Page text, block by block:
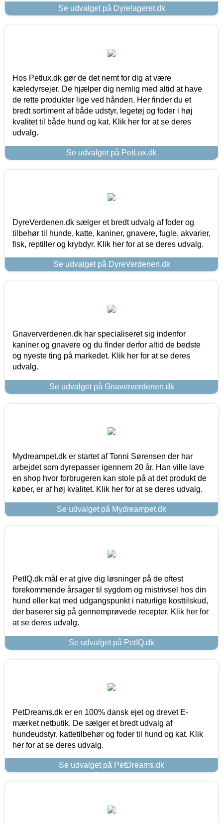
Se udvalget på Dyrelageret.dk
Hos Petlux.dk gør de det nemt for dig at være
kæledyrsejer. De hjælper dig nemlig med altid at have
de rette produkter lige ved hånden. Her finder du et
bredt sortiment af både udstyr, legetøj og foder i høj
kvalitet til både hund og kat. Klik her for at se deres
udvalg.
Se udvalget på PetLux.dk
DyreVerdenen.dk sælger et bredt udvalg af foder og
tilbehør til hunde, katte, kaniner, gnavere, fugle, akvarier,
fisk, reptiller og krybdyr. Klik her for at se deres udvalg.
Se udvalget på DyreVerdenen.dk
Gnaververdenen.dk har specialiseret sig indenfor
kaniner og gnavere og du finder derfor altid de bedste
og nyeste ting på markedet. Klik her for at se deres
udvalg.
Se udvalget på Gnaververdenen.dk
Mydreampet.dk er startet af Tonni Sørensen der har
arbejdet som dyrepasser igennem 20 år. Han ville lave
en shop hvor forbrugeren kan stole på at det produkt de
køber, er af høj kvalitet. Klik her for at se deres udvalg.
Se udvalget på Mydreampet.dk
PetIQ.dk mål er at give dig løsninger på de oftest
forekommende årsager til sygdom og mistrivsel hos din
hund eller kat med udgangspunkt i naturlige kosttilskud,
der baserer sig på gennemprøvede recepter. Klik her for
at se deres udvalg.
Se udvalget på PetIQ.dk
PetDreams.dk er en 100% dansk ejet og drevet E-
mærket netbutik. De sælger et bredt udvalg af
hundeudstyr, kattetilbehør og foder til hund og kat. Klik
her for at se deres udvalg.
Se udvalget på PetDreams.dk